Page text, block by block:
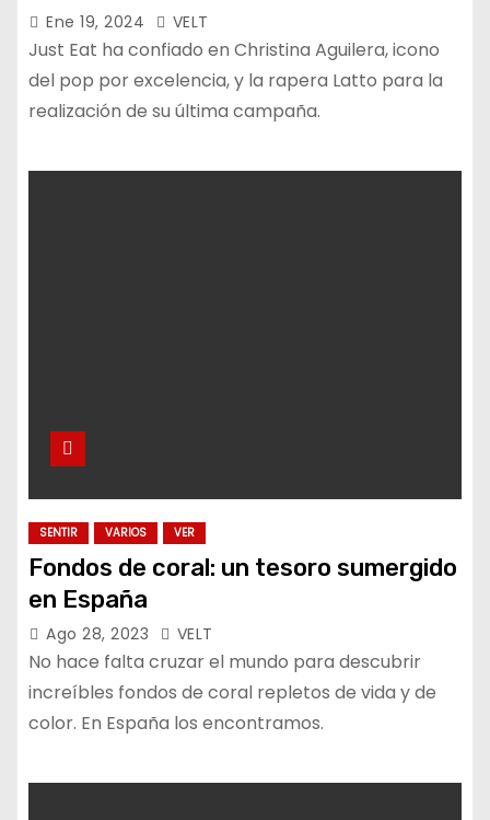
Ene 19, 2024 VELT
Just Eat ha confiado en Christina Aguilera, icono
del pop por excelencia, y la rapera Latto para la
realización de su última campaña.
SENTIR VARIOS VER
Fondos de coral: un tesoro sumergido
en España
Ago 28, 2023 VELT
No hace falta cruzar el mundo para descubrir
increíbles fondos de coral repletos de vida y de
color. En España los encontramos.